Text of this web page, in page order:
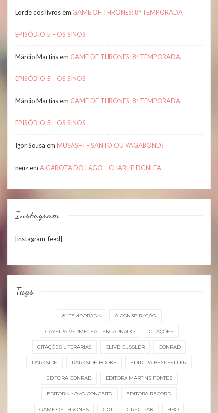
Lorde dos livrosem GAME OF THRONES: 8ª TEMPORADA,
EPISÓDIO 5 – OS SINOS
Márcio Martinsem GAME OF THRONES: 8ª TEMPORADA,
EPISÓDIO 5 – OS SINOS
Márcio Martinsem GAME OF THRONES: 8ª TEMPORADA,
EPISÓDIO 5 – OS SINOS
Igor Sousa em MUSASHI – SANTO OU VAGABOND?
neuzem A GAROTA DO LAGO – CHARLIE DONLEA
Instagram
[instagram-feed]
Tags
8ª TEMPORADA A CONSPIRAÇÃO
CAVEIRA VERMELHA - ENCARNADO CITAÇÕES
CITAÇÕES LITERÁRIAS CLIVE CUSSLER CONRAD
DARKSIDE DARKSIDE BOOKS EDITORA BEST SELLER
EDITORA CONRAD EDITORA MARTINS FONTES
EDITORA NOVO CONCEITO EDITORA RECORD
GAME OF THRONES GOT GREG PAK HBO